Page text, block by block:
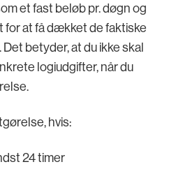
et fast beløb pr. døgn og
for at få dækket de faktiske
betyder, at du ikke skal
logiudgifter, når du
hvis:
24 timer